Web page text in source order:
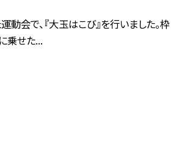
動会で、『大玉はこび』を行いました。枠
乗せた...